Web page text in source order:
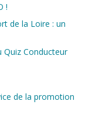
!
de la Loire : un
Quiz Conducteur
de la promotion